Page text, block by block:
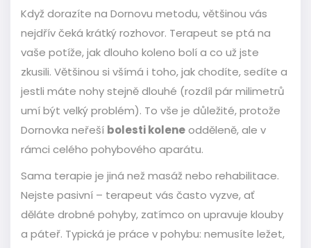
Když dorazíte na Dornovu metodu, většinou vás
nejdřív čeká krátký rozhovor. Terapeut se ptá na
vaše potíže, jak dlouho koleno bolí a co už jste
zkusili. Většinou si všímá i toho, jak chodíte, sedíte a
jestli máte nohy stejně dlouhé (rozdíl pár milimetrů
umí být velký problém). To vše je důležité, protože
Dornovka neřeší bolesti koleneodděleně, ale v
rámci celého pohybového aparátu.
Sama terapie je jiná než masáž nebo rehabilitace.
Nejste pasivní – terapeut vás často vyzve, ať
děláte drobné pohyby, zatímco on upravuje klouby
a páteř. Typická je práce v pohybu: nemusíte ležet,